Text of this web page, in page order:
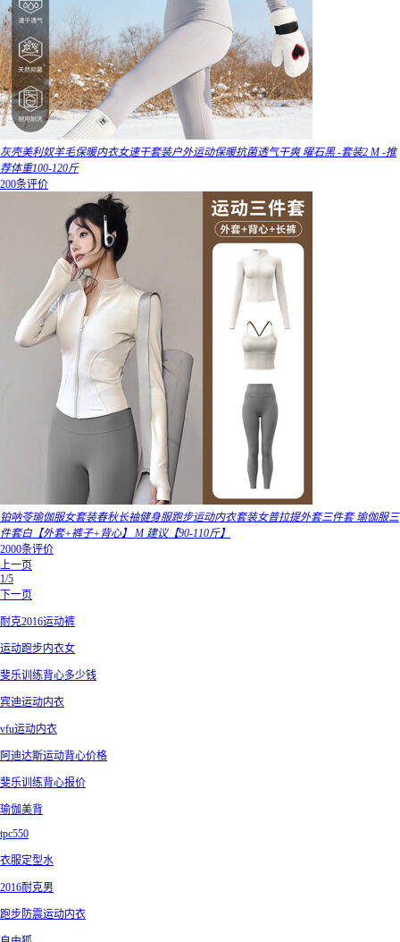
灰壳美利奴羊毛保暖内衣女速干套装户外运动保暖抗菌透气干爽 曜石黑 -套装2 M -推
荐体重100-120斤
200条评价
铂呐苓瑜伽服女套装春秋长袖健身服跑步运动内衣套装女普拉提外套三件套 瑜伽服三
件套白【外套+裤子+背心】 M 建议【90-110斤】
2000条评价
上一页
1/5
下一页
耐克2016运动裤
运动跑步内衣女
斐乐训练背心多少钱
宾迪运动内衣
vfu运动内衣
阿迪达斯运动背心价格
斐乐训练背心报价
瑜伽美背
tpc550
衣服定型水
2016耐克男
跑步防震运动内衣